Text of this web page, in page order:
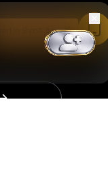
in Bybit App